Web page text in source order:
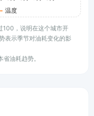
100，说明在这个城市开
表示季节对油耗变化的影
油耗趋势。